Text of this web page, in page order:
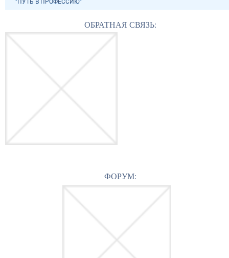
"ПУТЬ В ПРОФЕССИЮ"
ОБРАТНАЯ СВЯЗЬ:
ФОРУМ: